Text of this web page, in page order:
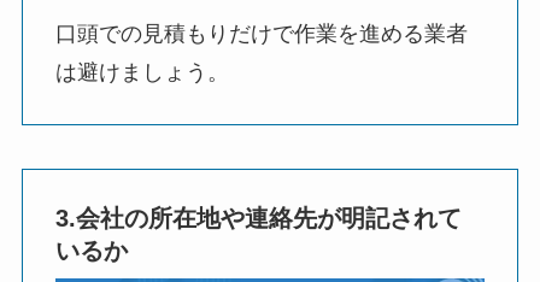
口頭での見積もりだけで作業を進める業者
は避けましょう。
3.会社の所在地や連絡先が明記されて
いるか